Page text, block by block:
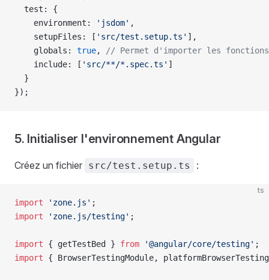
  test: {
    environment:
'jsdom' ,
    setupFiles: [
'src/test.setup.ts' ],
    globals:
true,
// Permet d'importer les
    include: [
'src/**/*.spec.ts' ]
  }
});
5. Initialiser l'environnement Angular
Créez un fichier src/test.setup.ts :
ts
import 'zone.js' ;
import 'zone.js/testing' ;
import { getTestBed } from '@angular/core/testing' ;
import { BrowserTestingModule,